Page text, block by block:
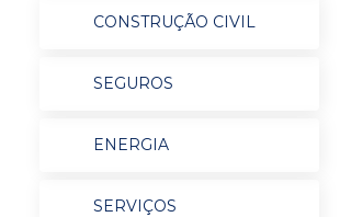
CONSTRUÇÃO CIVIL
SEGUROS
ENERGIA
SERVIÇOS